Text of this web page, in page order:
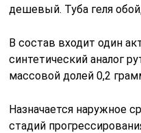
дешевый. Туба геля
В состав входит один
синтетический аналог
массовой долей 0,2
Назначается наружное
стадий